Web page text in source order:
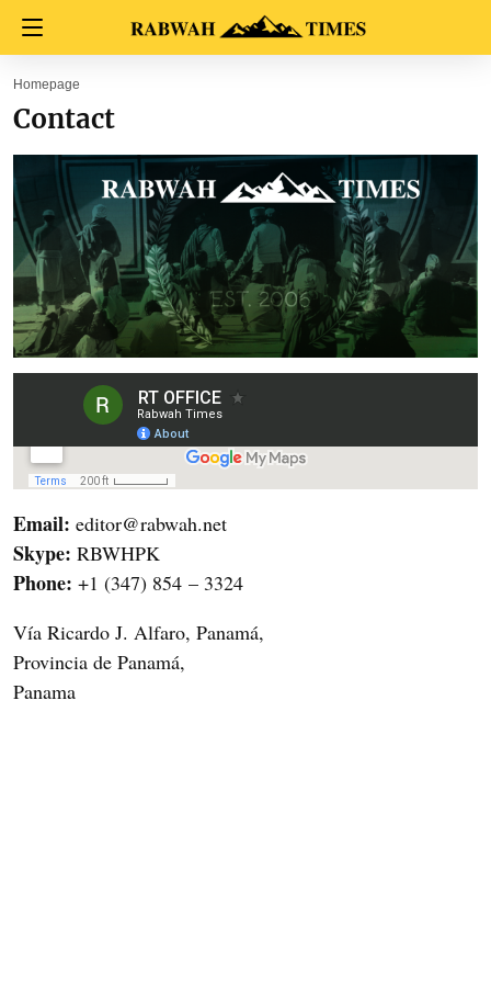
Homepage
Contact
Email: editor@rabwah.net
Skype: RBWHPK
Phone: +1 (347) 854 – 3324
Vía Ricardo J. Alfaro, Panamá,
Provincia de Panamá,
Panama